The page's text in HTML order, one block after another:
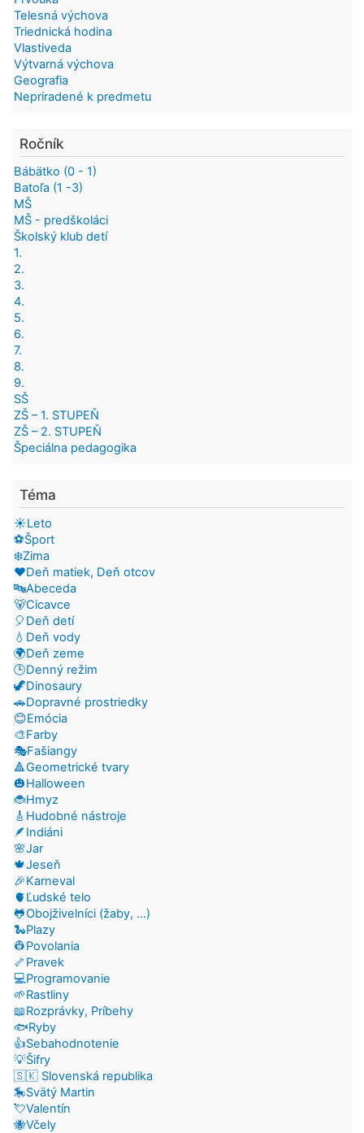
Telesná výchova
Triednická hodina
Vlastiveda
Výtvarná výchova
Geografia
Nepriradené k predmetu
Ročník
Bábätko (0 - 1)
Batoľa (1 -3)
MŠ
MŠ - predškoláci
Školský klub detí
1.
2.
3.
4.
5.
6.
7.
8.
9.
SŠ
ZŠ – 1. STUPEŇ
ZŠ – 2. STUPEŇ
Špeciálna pedagogika
Téma
☀️Leto
⚽Šport
❄️Zima
❤️Deň matiek, Deň otcov
🔤Abeceda
🐻Cicavce
🎈Deň detí
💧Deň vody
🌍Deň zeme
🕒Denný režim
🦖Dinosaury
🚗Dopravné prostriedky
😊Emócia
🎨Farby
🎭Fašiangy
🔺Geometrické tvary
🎃Halloween
🐞Hmyz
🎸Hudobné nástroje
🪶Indiáni
🌸Jar
🍁Jeseň
🎉Karneval
🫀Ľudské telo
🐸Obojživelníci (žaby, ...)
🐍Plazy
👷Povolania
🦴Pravek
💻Programovanie
🌱Rastliny
📖Rozprávky, Príbehy
🐟Ryby
👍Sebahodnotenie
💡Šifry
🇸🇰 Slovenská republika
🎠Svätý Martin
💘Valentín
🐝Včely